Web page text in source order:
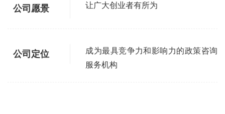
公司愿景 让广大创业者有所为
公司定位
成为最具竞争力和影响力的政策咨询
服务机构